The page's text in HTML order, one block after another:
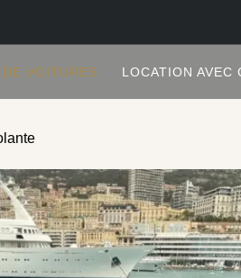
VOITURES LOCATION AVEC